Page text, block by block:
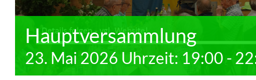
Hauptversammlung
23. Mai 2026 Uhrzeit: 19:00 -